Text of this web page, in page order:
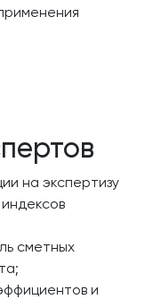
на экспертизу
сметных
и